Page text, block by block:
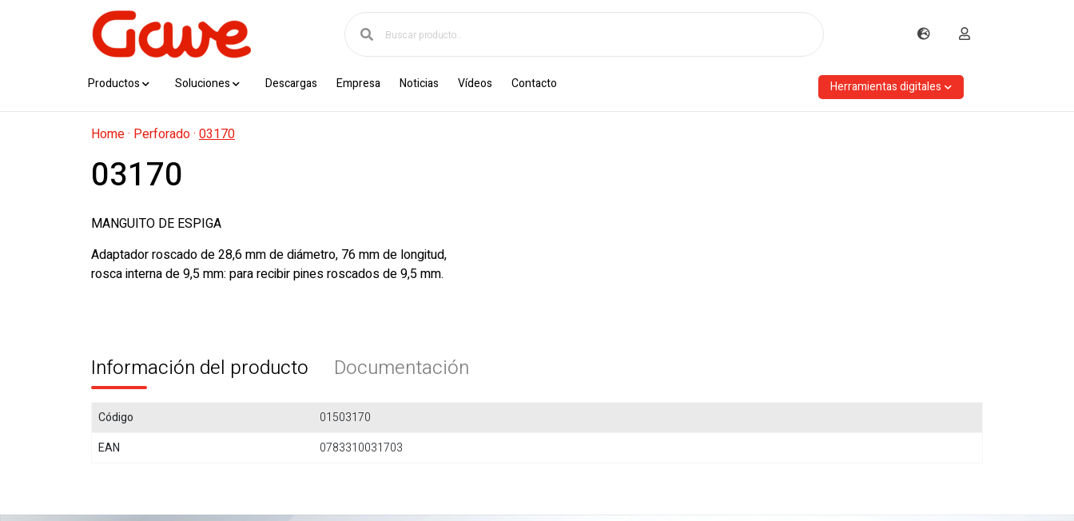
Productos Soluciones Descargas Empresa Noticias Vídeos Contacto Herramientas digitales
Home· Perforado· 03170
03170
MANGUITO DE ESPIGA
Adaptador roscado de 28,6 mm de diámetro, 76 mm de longitud,
rosca interna de 9,5 mm: para recibir pines roscados de 9,5 mm.
Información del producto Documentación
Código
01503170
EAN
0783310031703